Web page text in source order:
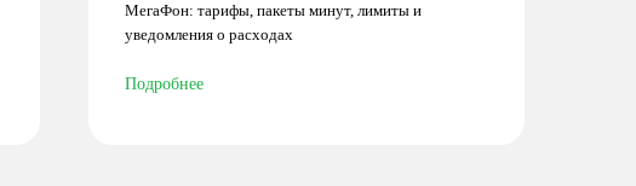
МегаФон: тарифы, пакеты минут, лимиты и
уведомления о расходах
Подробнее